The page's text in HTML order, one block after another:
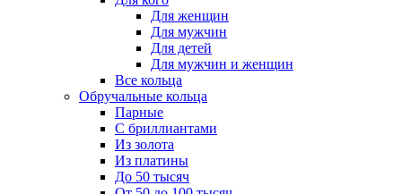
Для женщин
Для мужчин
Для детей
Для мужчин и женщин
Все кольца
Обручальные кольца
Парные
С бриллиантами
Из золота
Из платины
До 50 тысяч